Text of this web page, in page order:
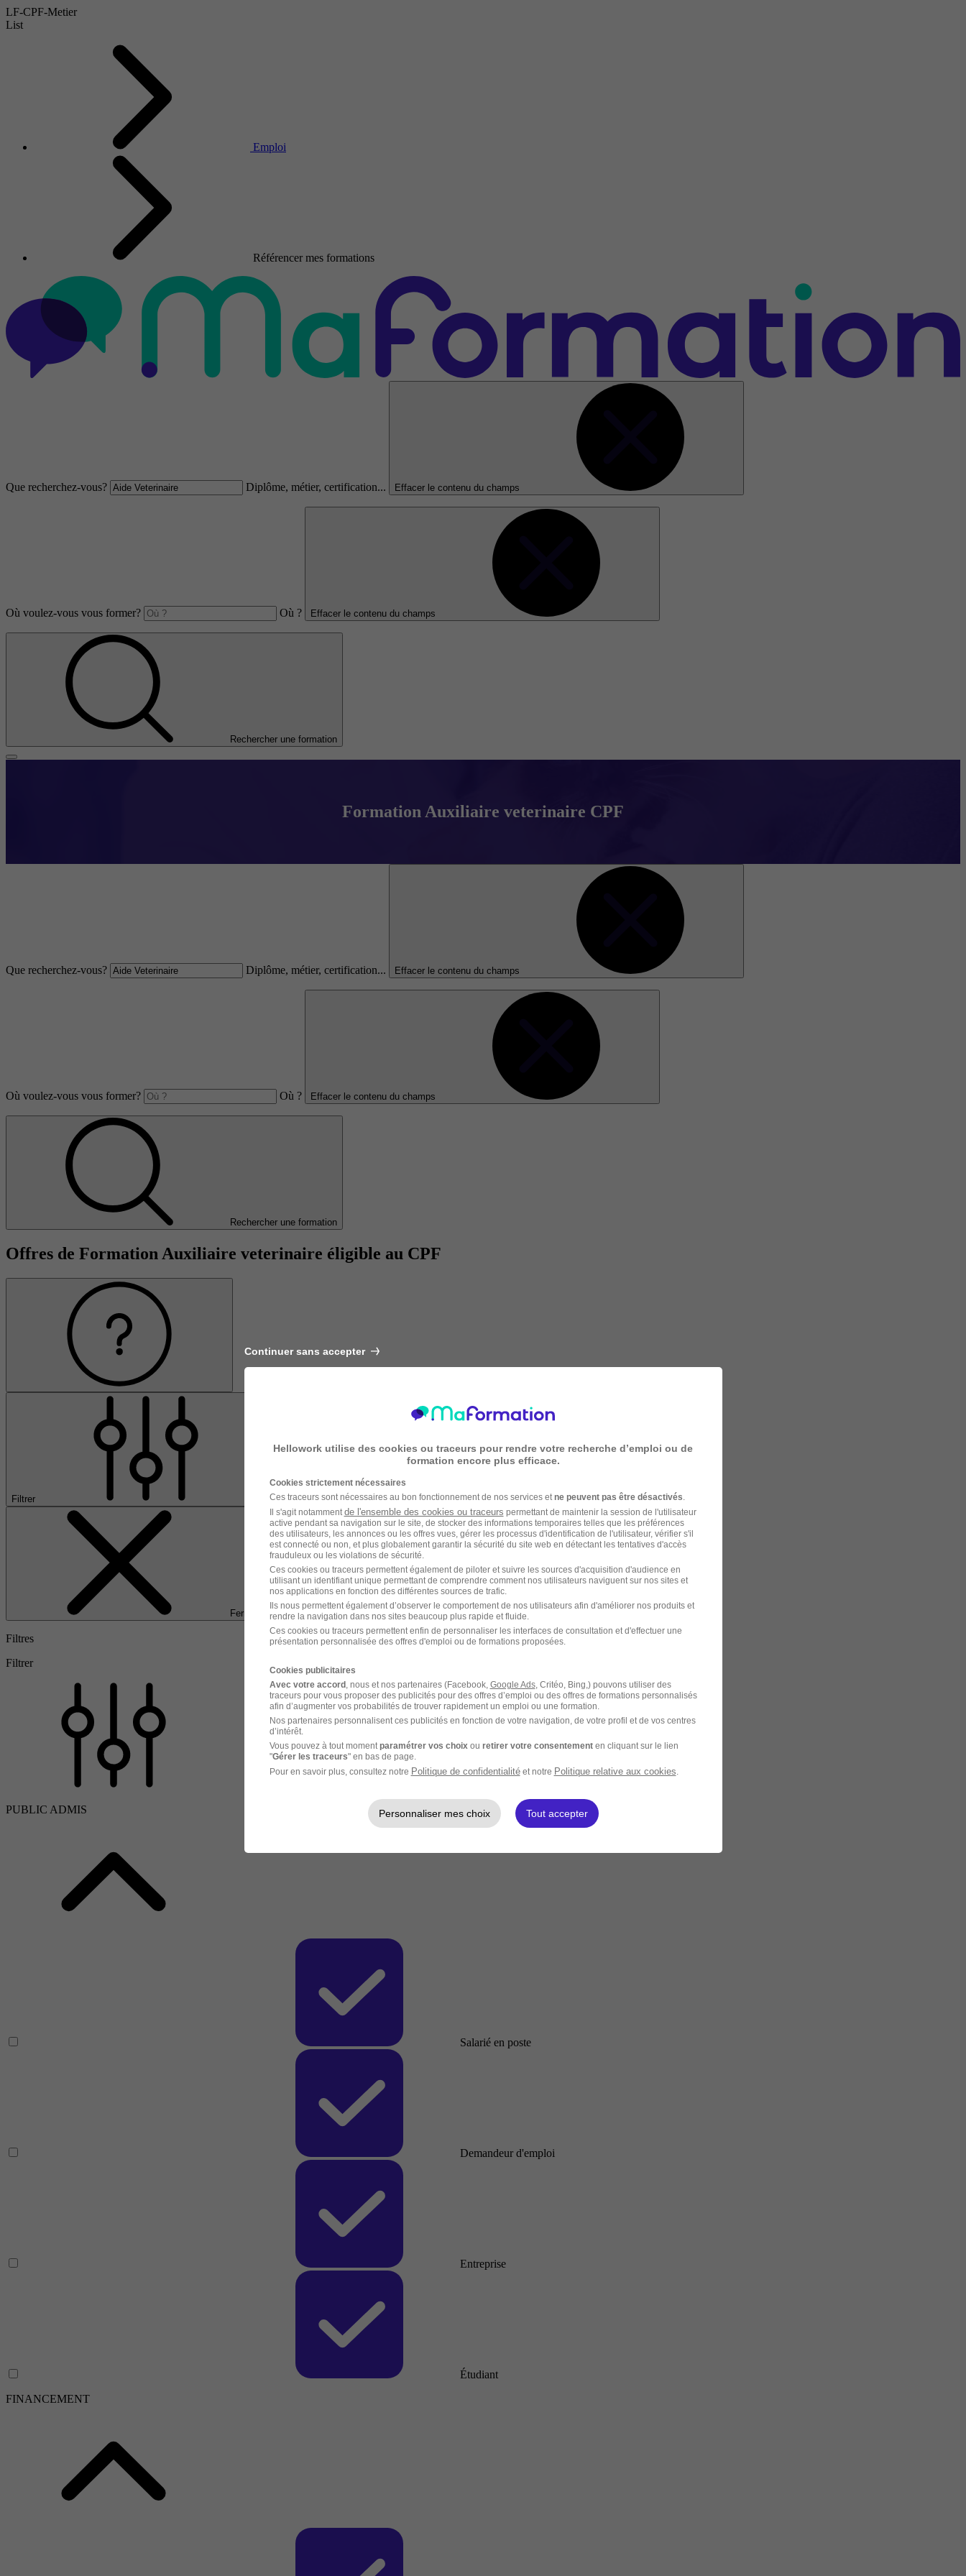
LF-CPF-Metier
List
Emploi
Référencer mes formations
Que recherchez-vous? Diplôme, métier, certification... Effacer le contenu du champs
Où voulez-vous vous former? Où ? Effacer le contenu du champs
Rechercher une formation
Formation Auxiliaire veterinaire CPF
Que recherchez-vous? Diplôme, métier, certification... Effacer le contenu du champs
Où voulez-vous vous former? Où ? Effacer le contenu du champs
Rechercher une formation
Offres de Formation Auxiliaire veterinaire éligible au CPF
Filtrer
Fermer
Filtres
Filtrer
PUBLIC ADMIS
Salarié en poste
Demandeur d'emploi
Entreprise
Étudiant
FINANCEMENT
Continuer sans accepter
Hellowork utilise des cookies ou traceurs pour rendre votre recherche d’emploi ou de
formation encore plus efficace.
Cookies strictement nécessaires
Ces traceurs sont nécessaires au bon fonctionnement de nos services et ne peuvent pas être désactivés
Il s'agit notamment de l'ensemble des cookies ou traceurs permettant de maintenir la session de l'utilisateur
active pendant sa navigation sur le site, de stocker des informations temporaires telles que les préférences
des utilisateurs, les annonces ou les offres vues, gérer les processus d'identification de l'utilisateur, vérifier s'il
est connecté ou non, et plus globalement garantir la sécurité du site web en détectant les tentatives d'accès
frauduleux ou les violations de sécurité.
Ces cookies ou traceurs permettent également de piloter et suivre les sources d'acquisition d'audience en
utilisant un identifiant unique permettant de comprendre comment nos utilisateurs naviguent sur nos sites et
nos applications en fonction des différentes sources de trafic.
Ils nous permettent également d’observer le comportement de nos utilisateurs afin d'améliorer nos produits et
rendre la navigation dans nos sites beaucoup plus rapide et fluide.
Ces cookies ou traceurs permettent enfin de personnaliser les interfaces de consultation et d'effectuer une
présentation personnalisée des offres d'emploi ou de formations proposées.
Cookies publicitaires
Avec votre accord, nous et nos partenaires (Facebook, Google Ads, Critéo, Bing,) pouvons utiliser des
traceurs pour vous proposer des publicités pour des offres d’emploi ou des offres de formations personnalisés
afin d’augmenter vos probabilités de trouver rapidement un emploi ou une formation.
Nos partenaires personnalisent ces publicités en fonction de votre navigation, de votre profil et de vos centres
d’intérêt.
Vous pouvez à tout moment paramétrer vos choix ou retirer votre consentementen cliquant sur le lien
"Gérer les traceurs" en bas de page.
Pour en savoir plus, consultez notre Politique de confidentialitéet notre Politique relative aux cookies
Personnaliser mes choix Tout accepter